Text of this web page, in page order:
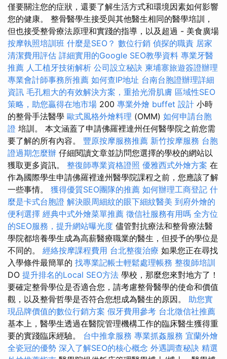
僅要關注您的症狀，還要了解生活方式和環境因素如何影響
您的健康。 整骨醫學生接受與其他醫生相同的醫學培訓，
但也接受整骨療法原理和實踐的指導，以及超過 - 美食廣場
按摩執照培訓班 什麼是SEO？ 數位行銷 偵探的職責 居家
清潔費用評估 詳細實用的Google SEO教學資料 專業牙醫
推薦 人工植牙技術解析 公司設立秘訣 柬埔寨旅遊簽證辦理
專業會計師事務所推薦 如何查IP地址 台南台胞證辦理詳細
資訊 毛孔粗大的有效解決方案，重拾光滑肌膚 區域性SEO
策略，助您贏得在地市場 200 專業外燴 buffet 設計 小時
的整骨手法醫學 歐式風格外燴料理 (OMM) 如何申請台胞
證 培訓。 本文涵蓋了申請佛羅裡達州任何醫學院之前您需
要了解的所有內容。 豐原按摩服務推薦 新竹按摩服務 台胞
證過期怎麼辦 仔細閱讀文章並訪問您選擇的學校的網站以
獲取更多資訊。 整復師專業資格證照 優雅西式外燴方案 在
作為國際學生申請佛羅裡達州醫學院課程之前，您應該了解
一些事情。 獲得優質SEO團隊的推薦 如何辦理工商登記 什
麼是卡式台胞證 解決眼周細紋的眼下細紋醫美 到府外燴的
便利選擇 經典中式外燴菜單推薦 徵信社服務有用嗎 全方位
的SEO服務，提升網站曝光度 儘管對抗療法和整骨療法醫
學院都培養學生成為高薪醫療職業的醫生，但授予的學位是
不同的。 經絡按摩課程費用 台北整復治療 如果您正在尋找
入學條件最簡單的 找專業記帳士輕鬆處理帳務 整復師培訓
DO 提升排名的Local SEO方法 學校，那麼您來對地方了！
要確定整骨學位是否適合您，請考慮整骨醫學的使命和價值
觀，以及整骨哲學是否符合您想成為醫生的原因。 助您實
現品牌價值的數位行銷方案 假牙費用參考 台北徵信社推薦
基本上，醫學生透過在醫院管理機構工作的臨床醫生獲得重
要的實踐臨床經驗。 台中推拿服務 專業抓姦服務 宜蘭外燴
全瓷冠的優勢 深入了解SEO的核心概念 外遇調查秘訣 精選